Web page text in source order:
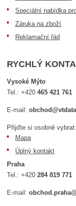
Speciální nabídka
Záruka na zboží
Reklamační řád
RYCHLÝ
Vysoké Mýto
Tel.:+420465 421 761
E-mail:
Přijďte si osobně vybrat:
Mapa
Úplný kontakt
Praha
Tel.:+420284 819 771
E-mail: